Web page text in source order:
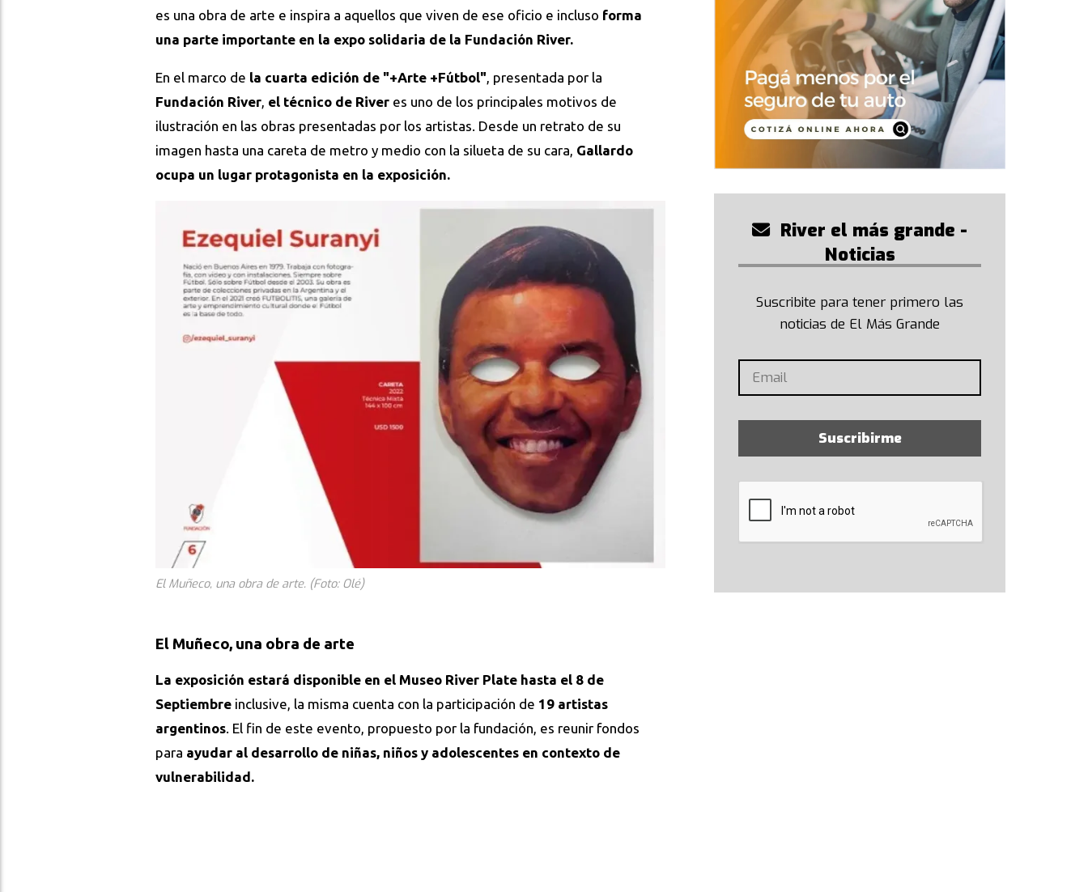
es una obra de arte e inspira a aquellos que viven de ese oficio e incluso forma
una parte importante en la expo solidaria de la Fundación River.
En el marco de la cuarta edición de "+Arte +Fútbol", presentada por la
Fundación River, el técnico de River es uno de los principales motivos de
ilustración en las obras presentadas por los artistas. Desde un retrato de su
imagen hasta una careta de metro y medio con la silueta de su cara, Gallardo
ocupa un lugar protagonista en la exposición.
El Muñeco, una obra de arte. (Foto: Olé)
El Muñeco, una obra de arte
La exposición estará disponible en el Museo River Plate hasta el 8 de
Septiembre inclusive, la misma cuenta con la participación de 19 artistas
argentinos. El fin de este evento, propuesto por la fundación, es reunir fondos
para ayudar al desarrollo de niñas, niños y adolescentes en contexto de
vulnerabilidad.
River el más grande -
Noticias
Suscribite para tener primero las
noticias de El Más Grande
Suscribirme